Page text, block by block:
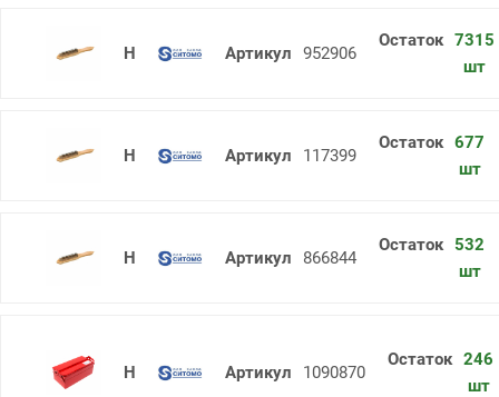
Щетка металлическая ручная 290
952906
7315
шт
Щетка металлическая ручная 290
117399
677
шт
Щетка металлическая ручная 290
866844
532
шт
Ящик для инструмента
1090870
246
шт